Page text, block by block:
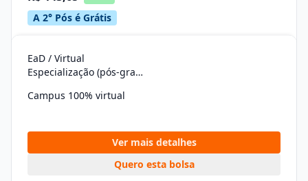
A 2° Pós é Grátis
EaD / Virtual
Especialização (pós-graduação)
Campus 100% virtual
Ver mais detalhes
Quero esta bolsa